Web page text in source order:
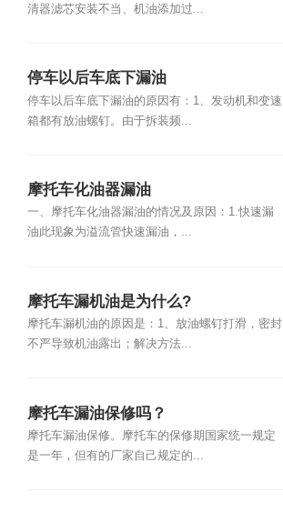
清器滤芯安装不当、机油添加过...
停车以后车底下漏油
停车以后车底下漏油的原因有：1、发动机和变速
箱都有放油螺钉。由于拆装频...
摩托车化油器漏油
一、摩托车化油器漏油的情况及原因：1.快速漏
油此现象为溢流管快速漏油，...
摩托车漏机油是为什么?
摩托车漏机油的原因是：1、放油螺钉打滑，密封
不严导致机油露出；解决方法...
摩托车漏油保修吗？
摩托车漏油保修。摩托车的保修期国家统一规定
是一年，但有的厂家自己规定的...